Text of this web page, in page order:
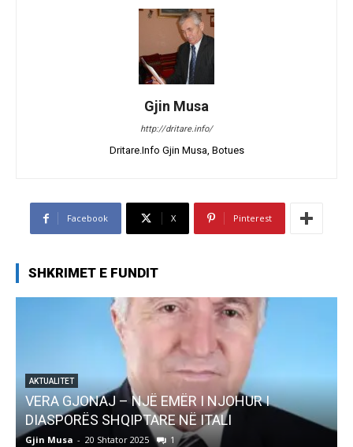
Gjin Musa
http://dritare.info/
Dritare.Info Gjin Musa, Botues
Facebook X Pinterest
SHKRIMET E FUNDIT
AKTUALITET
VERA GJONAJ – NJË EMËR I NJOHUR I
DIASPORËS SHQIPTARE NË ITALI
Gjin Musa - 20 Shtator 2025 1